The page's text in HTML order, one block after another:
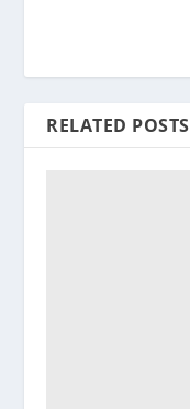
RELATED POSTS